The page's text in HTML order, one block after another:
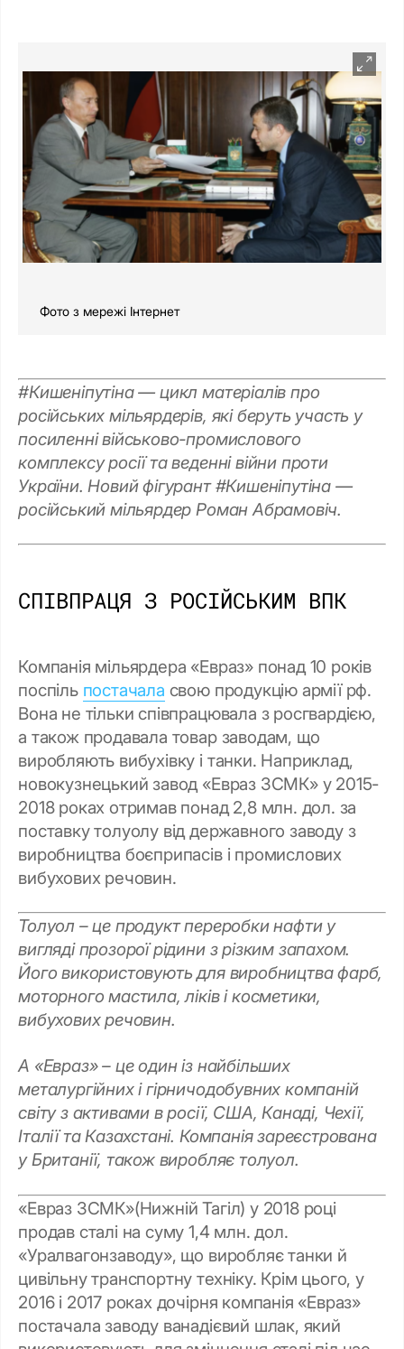
Фото з мережі Інтернет
#Кишеніпутіна — цикл матеріалів про
російських мільярдерів, які беруть участь у
посиленні військово-промислового
комплексу росії та веденні війни проти
України. Новий фігурант #Кишеніпутіна —
російський мільярдер Роман Абрамовіч.
СПІВПРАЦЯ З РОСІЙСЬКИМ ВПК
Компанія мільярдера «Евраз» понад 10 років
поспіль постачала свою продукцію армії рф.
Вона не тільки співпрацювала з росгвардією,
а також продавала товар заводам, що
виробляють вибухівку і танки. Наприклад,
новокузнецький завод «Евраз ЗСМК» у 2015-
2018 роках отримав понад 2,8 млн. дол. за
поставку толуолу від державного заводу з
виробництва боєприпасів і промислових
вибухових речовин.
Толуол – це продукт переробки нафти у
вигляді прозорої рідини з різким запахом.
Його використовують для виробництва фарб,
моторного мастила, ліків і косметики,
вибухових речовин.
А «Евраз» – це один із найбільших
металургійних і гірничодобувних компаній
світу з активами в росії, США, Канаді, Чехії,
Італії та Казахстані. Компанія зареєстрована
у Британії, також виробляє толуол.
«Евраз ЗСМК»(Нижній Тагіл) у 2018 році
продав сталі на суму 1,4 млн. дол.
«Уралвагонзаводу», що виробляє танки й
цивільну транспортну техніку. Крім цього, у
2016 і 2017 роках дочірня компанія «Евраз»
постачала заводу ванадієвий шлак, який